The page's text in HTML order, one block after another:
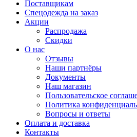
Поставщикам
Спецодежда на заказ
Акции
Распродажа
Скидки
О нас
Отзывы
Наши партнёры
Документы
Наш магазин
Пользовательское
Политика
Вопросы и ответы
Оплата и доставка
Контакты